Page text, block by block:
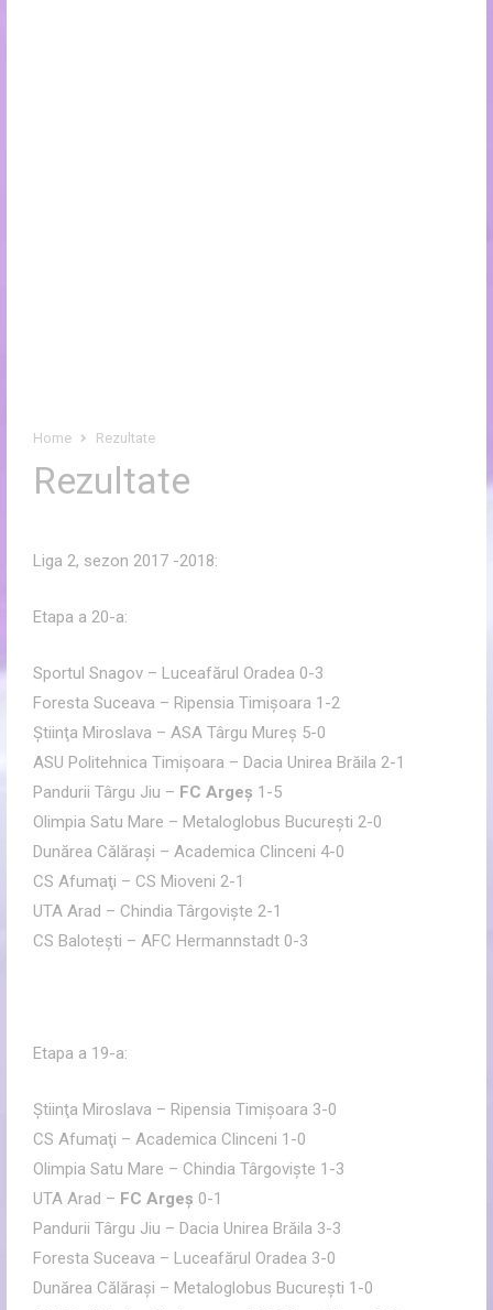
Home Rezultate
Rezultate
Liga 2, sezon 2017 -2018:
Etapa a 20-a:
Sportul Snagov – Luceafărul Oradea 0-3
Foresta Suceava – Ripensia Timişoara 1-2
Ştiinţa Miroslava – ASA Târgu Mureş 5-0
ASU Politehnica Timişoara – Dacia Unirea Brăila 2-1
Pandurii Târgu Jiu – FC Argeş 1-5
Olimpia Satu Mare – Metaloglobus Bucureşti 2-0
Dunărea Călăraşi – Academica Clinceni 4-0
CS Afumaţi – CS Mioveni 2-1
UTA Arad – Chindia Târgovişte 2-1
CS Baloteşti – AFC Hermannstadt 0-3
Etapa a 19-a:
Ştiinţa Miroslava – Ripensia Timişoara 3-0
CS Afumaţi – Academica Clinceni 1-0
Olimpia Satu Mare – Chindia Târgovişte 1-3
UTA Arad – FC Argeş 0-1
Pandurii Târgu Jiu – Dacia Unirea Brăila 3-3
Foresta Suceava – Luceafărul Oradea 3-0
Dunărea Călăraşi – Metaloglobus Bucureşti 1-0